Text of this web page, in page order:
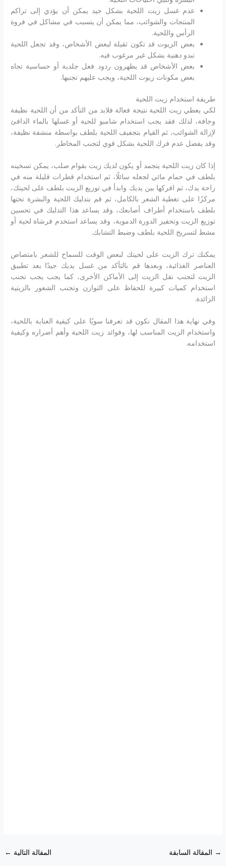
عدم غسل زيت اللحية بشكل جيد يمكن أن يؤدي إلى تراكم
المنتجات والشوائب، مما يمكن أن يتسبب في مشاكل في فروة
الرأس واللحية.
بعض الزيوت قد تكون ثقيلة لبعض الأشخاص، وقد تجعل اللحية
تبدو دهنية بشكل غير مرغوب فيه.
بعض الأشخاص قد يظهرون ردود فعل جلدية أو حساسية تجاه
بعض مكونات زيوت اللحية، ويجب عليهم تجنبها.
طريقة استخدام زيت اللحية
لكي يعطي زيت اللحية نتيجة فعالة فلابد من التأكد من أن اللحية نظيفة
وجافة، لذلك فقد يجب استخدام شامبو للحية أو غسلها بالماء الدافئ
لإزالة الشوائب، ثم القيام بتجفيف اللحية بلطف بواسطة منشفة نظيفة،
وقد يفضل عدم فرك اللحية بشكل قوي لتجنب المخاطر.
إذا كان زيت اللحية يتجمد أو يكون لديك زيت بقوام صلب، يمكن تسخينه
بلطف في حمام مائي لجعله سائلًا، ثم استخدام قطرات قليلة منه في
راحة يدك، ثم افركها بين يديك وابدأ في توزيع الزيت بلطف على لحيتك،
مركزًا على تغطية الشعر بالكامل، ثم قم بتدليك اللحية والبشرة تحتها
بلطف باستخدام أطراف أصابعك، وقد يساعد هذا التدليك في تحسين
توزيع الزيت وتحفيز الدورة الدموية، وقد يساعد استخدم فرشاة لحية أو
مشط لتسريح اللحية بلطف وضبط التشابك.
يمكنك ترك الزيت على لحيتك لبعض الوقت للسماح للشعر بامتصاص
العناصر الغذائية، وبعدها قم بالتأكد من غسل يديك جيدًا بعد تطبيق
الزيت لتجنب نقل الزيت إلى الأماكن الأخرى، كما يجب يجب تجنب
استخدام كميات كبيرة للحفاظ على التوازن وتجنب الشعور بالزيتية
الزائدة.
وفي نهاية هذا المقال نكون قد تعرفنا سويًا على كيفية العناية باللحية،
واستخدام الزيت المناسب لها، وفوائد زيت اللحية وأهم أضراره وكيفية
استخدامه.
→ المقالة السابقة المقالة التالية ←